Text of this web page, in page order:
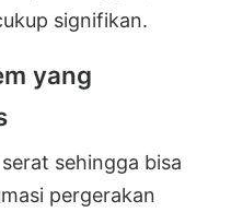
signifikan.
yang
sehingga bisa
pergerakan